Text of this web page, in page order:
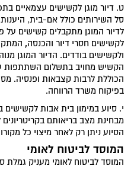
ט. דיור מוגן לקשישים עצמאיים
סל השירותים כולל אם-בית,
לדיור המוגן מתקבלים קשישים על
לקשישים חסרי דיור והכנסה,
ולקשישים בודדים. הדיור המוגן
הכוללת לרבות קצבאות ופנסיה.
בפיקוח משרד הרווחה.
י. סיוע במימון בית אבות
מבחינת מצב בריאותם
הסיוע ניתן רק לאחר מיצוי כל
המוסד לביטוח לאומי
המוסד לביטוח לאומי מעניק גמלת